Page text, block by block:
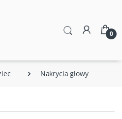
0
Nakrycia głowy